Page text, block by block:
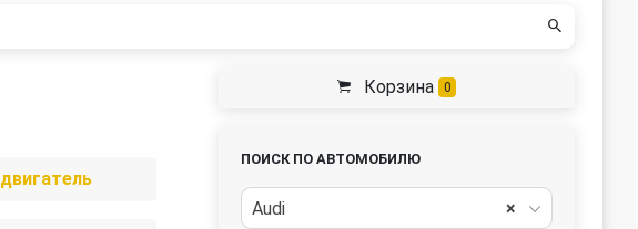
двигатель
Корзина 0
ПОИСК ПО АВТОМОБИЛЮ
×
Audi